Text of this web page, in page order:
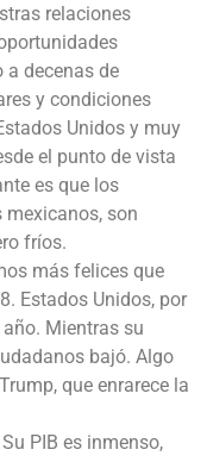
relaciones
a decenas de
y condiciones
Unidos y muy
el punto de vista
es que los
mexicanos, son
fríos.
más felices que
Estados Unidos, por
Mientras su
bajó. Algo
que enrarece la
PIB es inmenso,